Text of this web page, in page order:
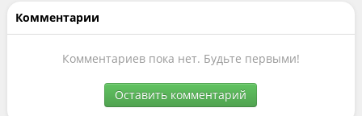
Комментарии
Комментариев пока нет. Будьте первыми!
Оставить комментарий